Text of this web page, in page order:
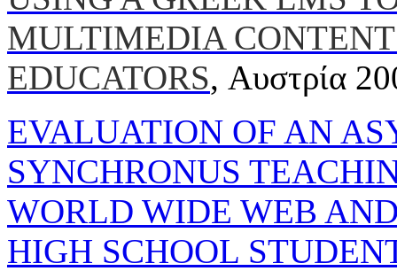
MULTIMEDIA
EDUCATORS, Αυστρία
EVALUATION OF AN
SYNCHRONUS
WORLD WIDE WEB
HIGH SCHOOL